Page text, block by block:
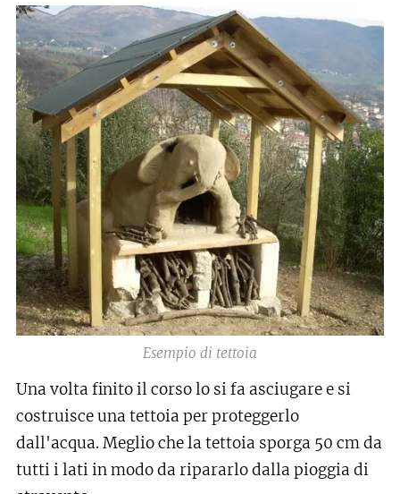
Esempio di tettoia
Una volta finito il corso lo si fa asciugare e si
costruisce una tettoia per proteggerlo
dall'acqua. Meglio che la tettoia sporga 50 cm da
tutti i lati in modo da ripararlo dalla pioggia di